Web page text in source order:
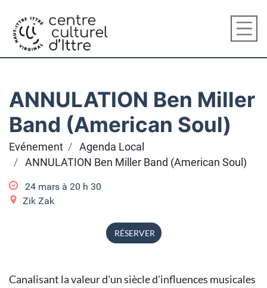
ANNULATION Ben Miller
Band (American Soul)
Evénement
Agenda Local
ANNULATION Ben Miller Band (American Soul)
24 mars à 20 h 30
Zik Zak
RÉSERVER
Canalisant la valeur d'un siècle d'influences musicales